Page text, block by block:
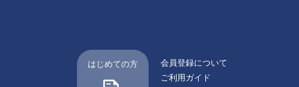
はじめての方
会員登録について
ご利用ガイド